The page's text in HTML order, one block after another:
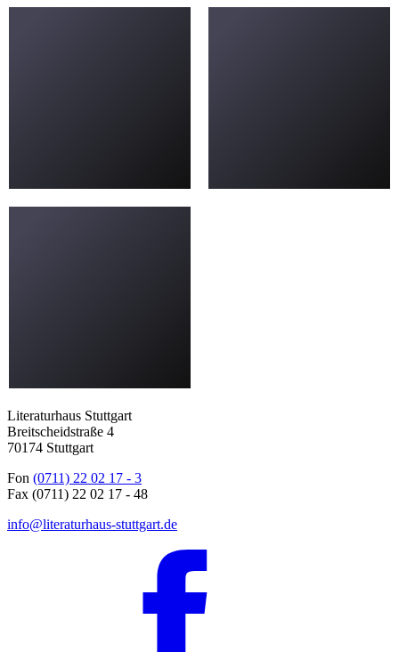
Literaturhaus Stuttgart
Breitscheidstraße 4
70174 Stuttgart
Fon (0711) 22 02 17 - 3
Fax (0711) 22 02 17 - 48
info@literaturhaus-stuttgart.de